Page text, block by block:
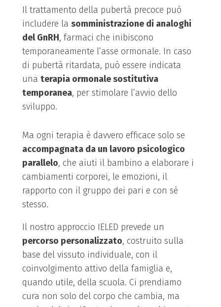
Il trattamento della pubertà precoce può
includere la somministrazione di analoghi
del GnRH, farmaci che inibiscono
temporaneamente l’asse ormonale. In caso
di pubertà ritardata, può essere indicata
una terapia ormonale sostitutiva
temporanea, per stimolare l’avvio dello
sviluppo.
Ma ogni terapia è davvero efficace solo se
accompagnata da un lavoro psicologico
parallelo, che aiuti il bambino a elaborare i
cambiamenti corporei, le emozioni, il
rapporto con il gruppo dei pari e con sé
stesso.
Il nostro approccio IELED prevede un
percorso personalizzato, costruito sulla
base del vissuto individuale, con il
coinvolgimento attivo della famiglia e,
quando utile, della scuola. Ci prendiamo
cura non solo del corpo che cambia, ma